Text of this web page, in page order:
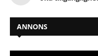
ANNONS